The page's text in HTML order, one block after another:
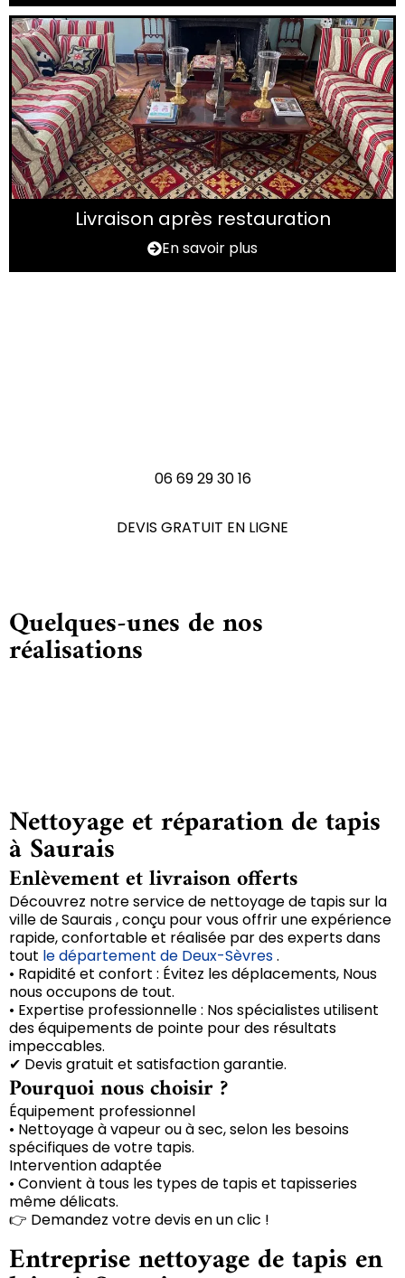
Livraison après restauration
En savoir plus
06 69 29 30 16
DEVIS GRATUIT EN LIGNE
Quelques-unes de nos
réalisations
Nettoyage et réparation de tapis
à Saurais
Enlèvement et livraison offerts
Découvrez notre service de nettoyage de tapis sur la
ville de Saurais , conçu pour vous offrir une expérience
rapide, confortable et réalisée par des experts dans
tout le département de Deux-Sèvres.
• Rapidité et confort : Évitez les déplacements, Nous
nous occupons de tout.
• Expertise professionnelle : Nos spécialistes utilisent
des équipements de pointe pour des résultats
impeccables.
✔ Devis gratuit et satisfaction garantie.
Pourquoi nous choisir ?
Équipement professionnel
• Nettoyage à vapeur ou à sec, selon les besoins
spécifiques de votre tapis.
Intervention adaptée
• Convient à tous les types de tapis et tapisseries
même délicats.
👉 Demandez votre devis en un clic !
Entreprise nettoyage de tapis en